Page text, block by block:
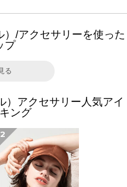
/アクセサリーを使った
プ
る
）アクセサリー人気アイ
ング
2